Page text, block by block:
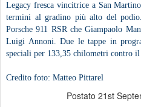
Legacy fresca vincitrice a San
termini al gradino più alto del
Porsche 911 RSR che Giampaolo
Luigi Annoni. Due le tappe in
speciali per 133,35 chilometri contro
Credito foto: Matteo Pittarel
Postato 21st